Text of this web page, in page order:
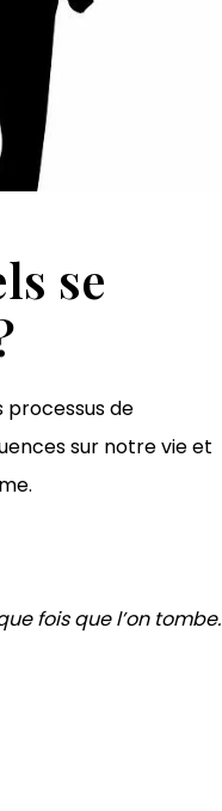
se
processus de
sur notre vie et
fois que l’on tombe.